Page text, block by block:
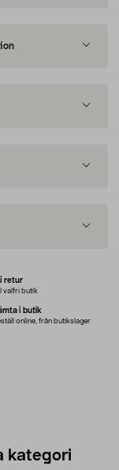
retur
valfri butik
i butik
online, från butikslager
kategori